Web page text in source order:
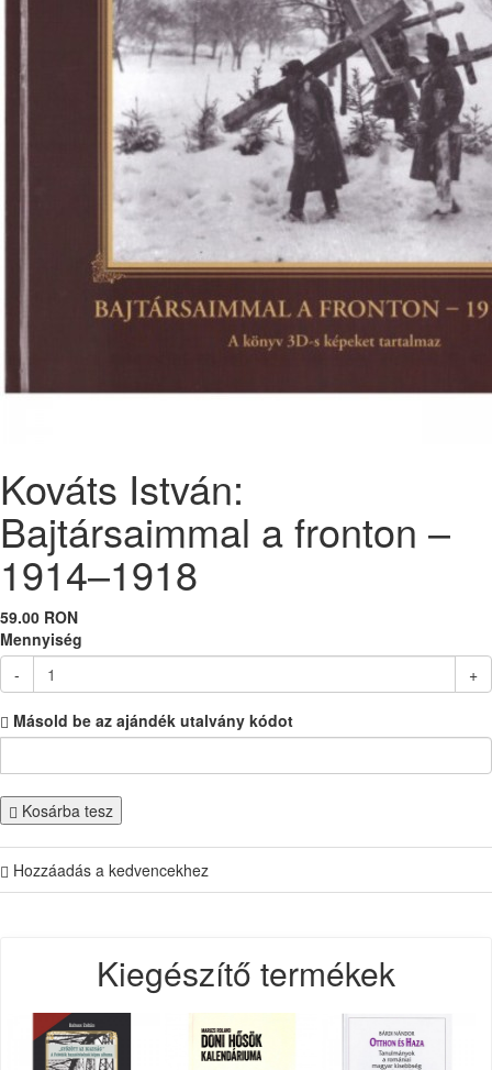
Kováts István:
Bajtársaimmal a fronton –
1914–1918
59.00 RON
Mennyiség
-
+
Másold be az ajándék utalvány kódot
Kosárba tesz
Hozzáadás a kedvencekhez
Kiegészítő termékek